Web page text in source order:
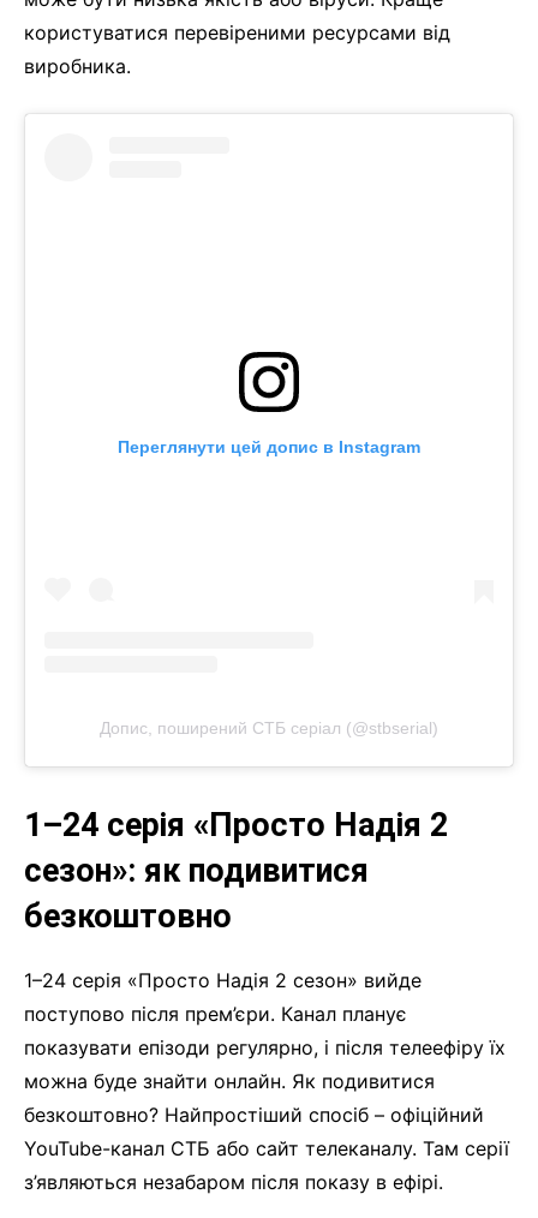
користуватися перевіреними ресурсами від
виробника.
Переглянути цей допис в Instagram
Допис, поширений СТБ серіал (@stbserial)
1–24 серія «Просто Надія 2
сезон»: як подивитися
безкоштовно
1–24 серія «Просто Надія 2 сезон» вийде
поступово після прем’єри. Канал планує
показувати епізоди регулярно, і після телеефіру їх
можна буде знайти онлайн. Як подивитися
безкоштовно? Найпростіший спосіб – офіційний
YouTube-канал СТБ або сайт телеканалу. Там серії
з’являються незабаром після показу в ефірі.